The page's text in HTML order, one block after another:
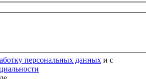
персональных данных и с